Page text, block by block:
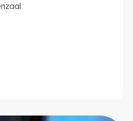
Oldenzaal